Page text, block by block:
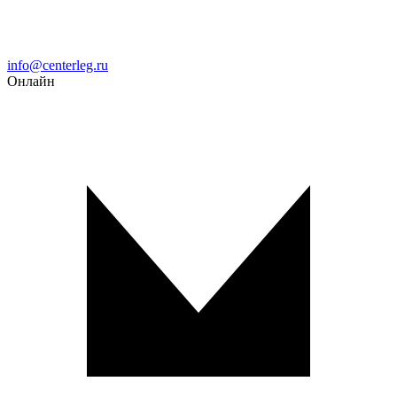
Email
info@centerleg.ru
Онлайн